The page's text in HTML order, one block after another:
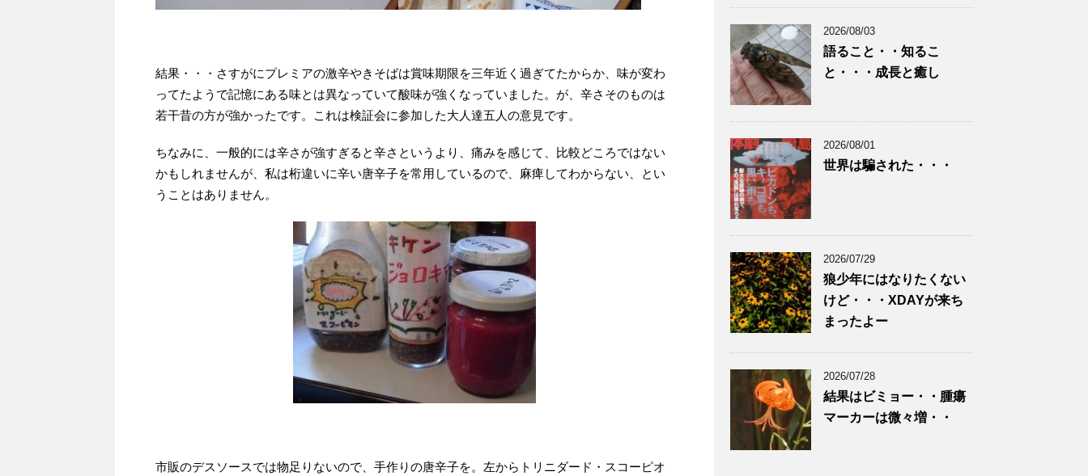
結果・・・さすがにプレミアの激辛やきそばは賞味期限を三年近く過ぎてたからか、味が変わ
ってたようで記憶にある味とは異なっていて酸味が強くなっていました。が、辛さそのものは
若干昔の方が強かったです。これは検証会に参加した大人達五人の意見です。
ちなみに、一般的には辛さが強すぎると辛さというより、痛みを感じて、比較どころではない
かもしれませんが、私は桁違いに辛い唐辛子を常用しているので、麻痺してわからない、とい
うことはありません。
市販のデスソースでは物足りないので、手作りの唐辛子を。左からトリニダード・スコーピオ
2026/08/03
語ること・・知るこ
と・・・成長と癒し
2026/08/01
世界は騙された・・・
2026/07/29
狼少年にはなりたくない
けど・・・XDAYが来ち
まったよー
2026/07/28
結果はビミョー・・腫瘍
マーカーは微々増・・